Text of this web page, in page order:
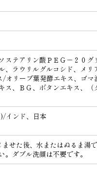
テアリン酸ＰＥＧ－２０グ
ラウリルグルコシド、メリ
リーブ葉発酵エキス、ゴマ
ス、ＢＧ、ボタンエキス、（
インド、日本
せた後、水またはぬるま湯
ダブル洗顔は不要です。